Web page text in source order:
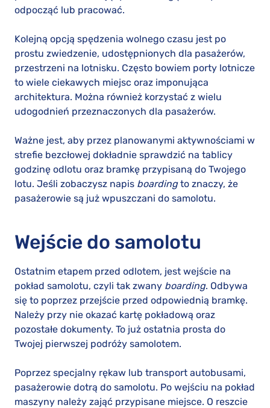
odpocząć lub pracować.
Kolejną opcją spędzenia wolnego czasu jest po
prostu zwiedzenie, udostępnionych dla pasażerów,
przestrzeni na lotnisku. Często bowiem porty lotnicze
to wiele ciekawych miejsc oraz imponująca
architektura. Można również korzystać z wielu
udogodnień przeznaczonych dla pasażerów.
Ważne jest, aby przez planowanymi aktywnościami w
strefie bezcłowej dokładnie sprawdzić na tablicy
godzinę odlotu oraz bramkę przypisaną do Twojego
lotu. Jeśli zobaczysz napis boardingto znaczy, że
pasażerowie są już wpuszczani do samolotu.
Wejście do samolotu
Ostatnim etapem przed odlotem, jest wejście na
pokład samolotu, czyli tak zwany boarding. Odbywa
się to poprzez przejście przed odpowiednią bramkę.
Należy przy nie okazać kartę pokładową oraz
pozostałe dokumenty. To już ostatnia prosta do
Twojej pierwszej podróży samolotem.
Poprzez specjalny rękaw lub transport autobusami,
pasażerowie dotrą do samolotu. Po wejściu na pokład
maszyny należy zająć przypisane miejsce. O reszcie